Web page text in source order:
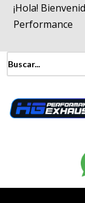
¡Hola!
Performance